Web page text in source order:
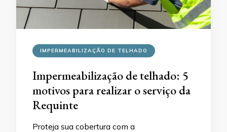
IMPERMEABILIZAÇÃO DE TELHADO
Impermeabilização de telhado: 5
motivos para realizar o serviço da
Requinte
Proteja sua cobertura com a